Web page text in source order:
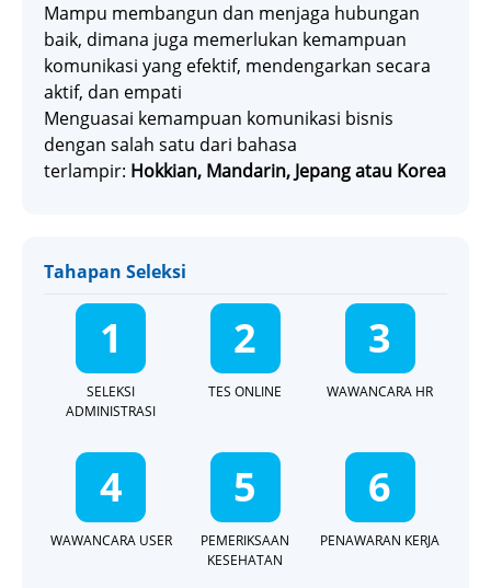
Mampu membangun dan menjaga hubungan
baik, dimana juga memerlukan kemampuan
komunikasi yang efektif, mendengarkan secara
aktif, dan empati
Menguasai kemampuan komunikasi bisnis
dengan salah satu dari bahasa
terlampir: Hokkian, Mandarin, Jepang atau Korea
Tahapan Seleksi
1
SELEKSI
ADMINISTRASI
2
TES ONLINE
3
WAWANCARA HR
4
WAWANCARA USER
5
PEMERIKSAAN
KESEHATAN
6
PENAWARAN KERJA